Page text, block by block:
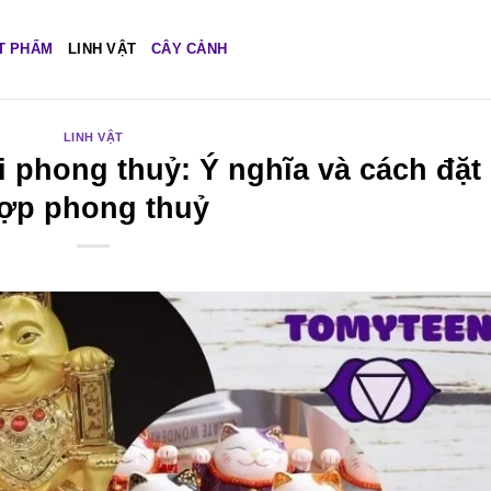
PHẨM LINH VẬT CÂY CẢNH
LINH VẬT
phong thuỷ: Ý nghĩa và cách đặt
phong thuỷ